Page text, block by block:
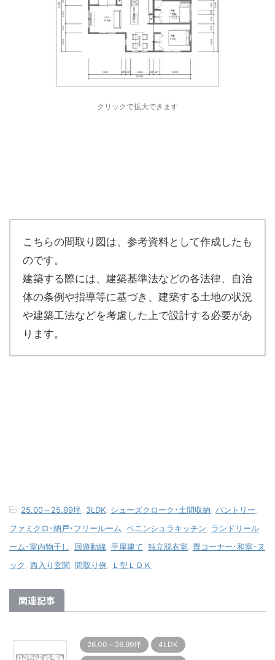
クリックで拡大できます
こちらの間取り図は、参考資料として作成したも
のです。
建築する際には、建築基準法などの各法律、自治
体の条例や指導等に基づき、建築する土地の状況
や建築工法などを考慮した上で設計する必要があ
ります。
-25.00～25.99坪 3LDK シューズクローク･土間収納 パントリー
ファミクロ･納戸･フリールーム ペニンシュラキッチン
ランドリール
ーム･室内物干し
回遊動線 平屋建て 独立脱衣室 畳コーナー･和室･ヌ
ック
西入り玄関 間取り例 Ｌ型ＬＤＫ
関連記事
26.00～26.99坪 4LDK